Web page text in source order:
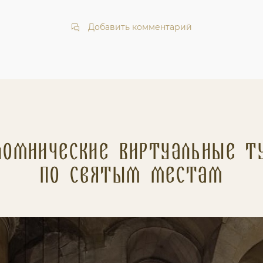
Добавить комментарий
Виртуальные
по святым местам